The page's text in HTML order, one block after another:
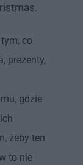
co
prezenty,
gdzie
żeby ten
to nie